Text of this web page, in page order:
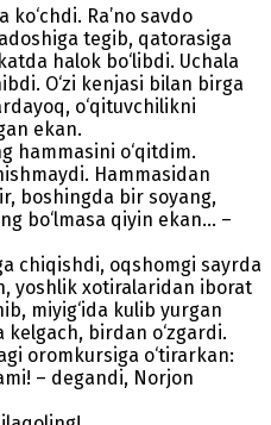
Ra’no savdo
tegib, qatorasiga
halok bo‘libdi. Uchala
O‘zi kenjasi bilan birga
o‘qituvchilikni
ekan.
hammasini o‘qitdim.
Hammasidan
boshingda bir soyang,
bo‘lmasa qiyin ekan… –
chiqishdi, oqshomgi sayrda
yoshlik xotiralaridan iborat
miyig‘ida kulib yurgan
birdan o‘zgardi.
oromkursiga o‘tirarkan:
– degandi, Norjon